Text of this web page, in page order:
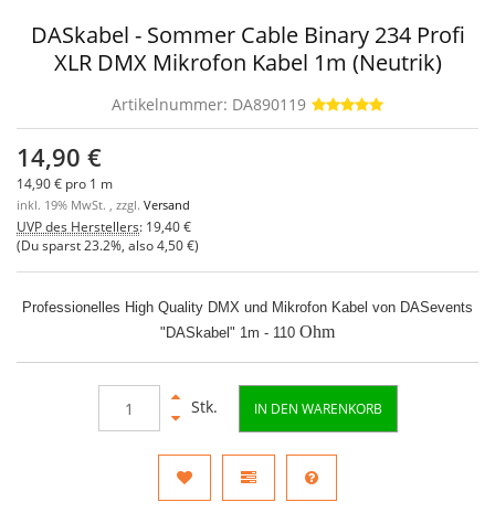
DASkabel - Sommer Cable Binary 234 Profi
XLR DMX Mikrofon Kabel 1m (Neutrik)
Artikelnummer: DA890119
14,90 €
14,90 € pro 1 m
inkl. 19% MwSt. , zzgl. Versand
UVP des Herstellers: 19,40 €
(Du sparst 23.2% , also4,50 €)
Professionelles High Quality DMX und Mikrofon Kabel von DASevents
"DASkabel" 1m - 110 Ohm
Stk. IN DEN WARENKORB